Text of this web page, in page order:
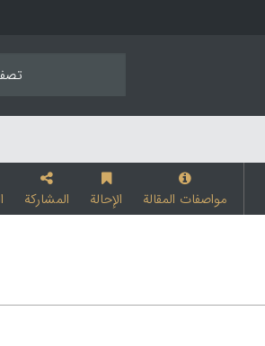
مواصفات المقالة الإحالة المشارکة